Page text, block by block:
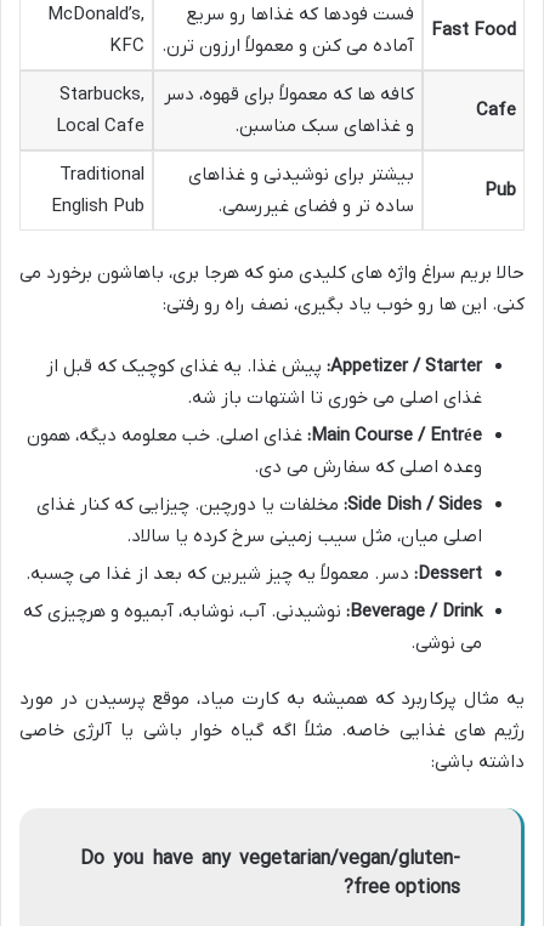
Fast Food
فست فودها که غذاها رو سریع
آماده می کنن و معمولاً ارزون ترن.
McDonald’s,
KFC
Cafe
کافه ها که معمولاً برای قهوه، دسر
و غذاهای سبک مناسبن.
Starbucks,
Local Cafe
Pub
بیشتر برای نوشیدنی و غذاهای
ساده تر و فضای غیررسمی.
Traditional
English Pub
حالا بریم سراغ واژه های کلیدی منو که هرجا بری، باهاشون برخورد می
کنی. این ها رو خوب یاد بگیری، نصف راه رو رفتی:
Appetizer / Starter: پیش غذا. یه غذای کوچیک که قبل از
غذای اصلی می خوری تا اشتهات باز شه.
Main Course / Entrée: غذای اصلی. خب معلومه دیگه، همون
وعده اصلی که سفارش می دی.
Side Dish / Sides: مخلفات یا دورچین. چیزایی که کنار غذای
اصلی میان، مثل سیب زمینی سرخ کرده یا سالاد.
Dessert: دسر. معمولاً یه چیز شیرین که بعد از غذا می چسبه.
Beverage / Drink: نوشیدنی. آب، نوشابه، آبمیوه و هرچیزی که
می نوشی.
یه مثال پرکاربرد که همیشه به کارت میاد، موقع پرسیدن در مورد
رژیم های غذایی خاصه. مثلاً اگه گیاه خوار باشی یا آلرژی خاصی
داشته باشی:
Do you have any vegetarian/vegan/gluten-
free options?